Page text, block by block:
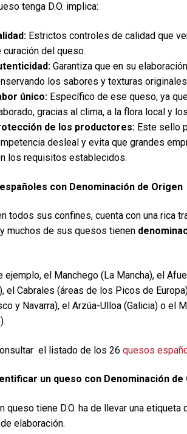
tenga D.O. implica:
Estrictos controles de calidad que
curación del queso.
Garantiza que en su
los sabores y texturas
único: Específico de ese queso, ya
gracias al clima, a la flora local y
de los productores: Este sello
desleal y evita que grandes
los requisitos establecidos.
con Denominación de Origen
todos sus confines, cuenta con una rica
muchos de sus quesos tienen
ejemplo, el Manchego (La Mancha), el
el Cabrales (áreas de los Picos de
y Navarra), el Arzúa-Ulloa (Galicia) o el
el listado de los 26quesos
un queso con Denominación de
queso tiene D.O. ha de llevar una
elaboración.